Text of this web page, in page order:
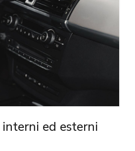
ed esterni